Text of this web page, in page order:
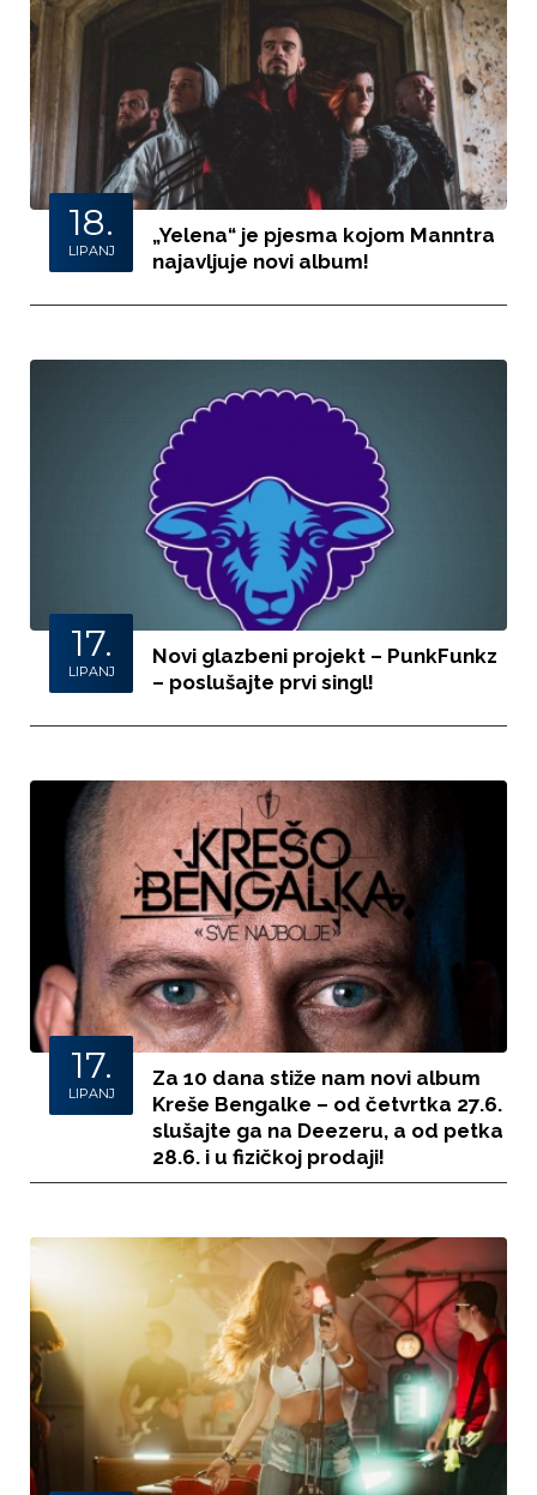
18.
LIPANJ
„Yelena“ je pjesma kojom Manntra
najavljuje novi album!
17.
LIPANJ
Novi glazbeni projekt – PunkFunkz
– poslušajte prvi singl!
17.
LIPANJ
Za 10 dana stiže nam novi album
Kreše Bengalke – od četvrtka 27.6.
slušajte ga na Deezeru, a od petka
28.6. i u fizičkoj prodaji!